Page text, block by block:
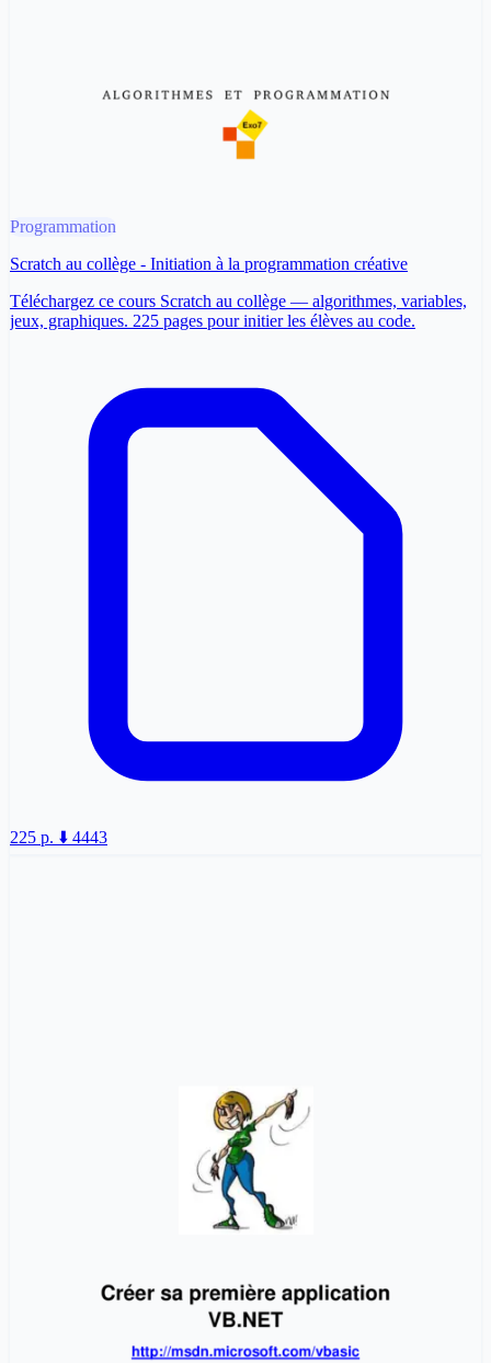
Programmation
Scratch au collège - Initiation à la programmation créative
Téléchargez ce cours Scratch au collège — algorithmes, variables,
jeux, graphiques. 225 pages pour initier les élèves au code.
225 p. ⬇️ 4443